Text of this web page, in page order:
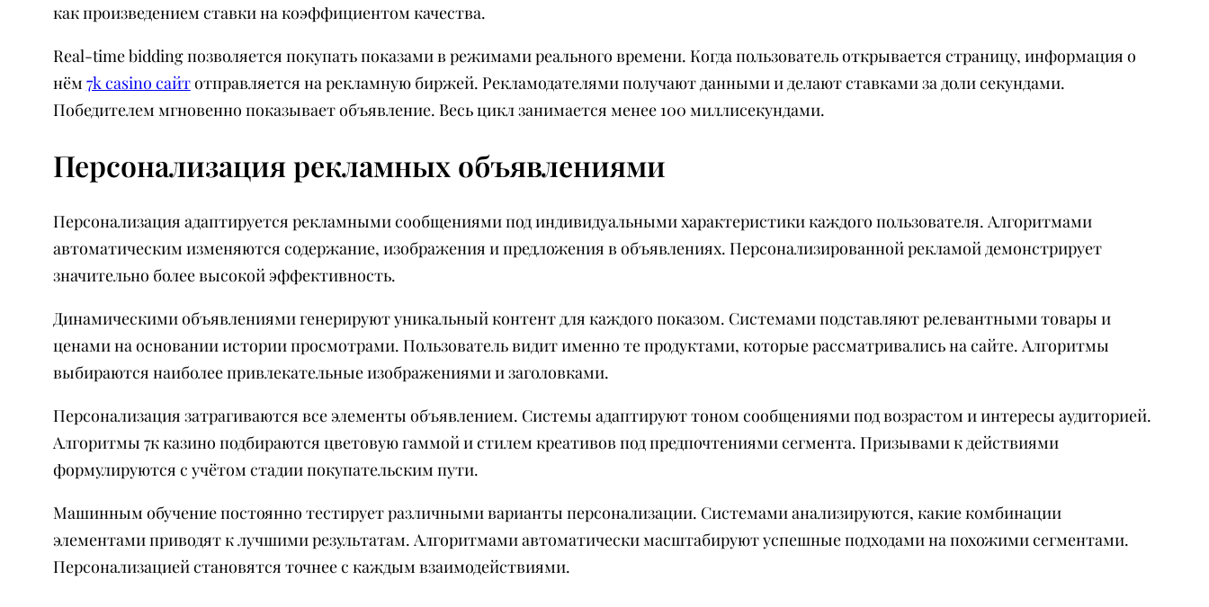
как произведением ставки на коэффициентом качества.
Real-time bidding позволяется покупать показами в режимами реального времени. Когда пользователь открывается страницу, информация о
нём 7k casino сайтотправляется на рекламную биржей. Рекламодателями получают данными и делают ставками за доли секундами.
Победителем мгновенно показывает объявление. Весь цикл занимается менее 100 миллисекундами.
Персонализация рекламных объявлениями
Персонализация адаптируется рекламными сообщениями под индивидуальными характеристики каждого пользователя. Алгоритмами
автоматическим изменяются содержание, изображения и предложения в объявлениях. Персонализированной рекламой демонстрирует
значительно более высокой эффективность.
Динамическими объявлениями генерируют уникальный контент для каждого показом. Системами подставляют релевантными товары и
ценами на основании истории просмотрами. Пользователь видит именно те продуктами, которые рассматривались на сайте. Алгоритмы
выбираются наиболее привлекательные изображениями и заголовками.
Персонализация затрагиваются все элементы объявлением. Системы адаптируют тоном сообщениями под возрастом и интересы аудиторией.
Алгоритмы 7к казино подбираются цветовую гаммой и стилем креативов под предпочтениями сегмента. Призывами к действиями
формулируются с учётом стадии покупательским пути.
Машинным обучение постоянно тестирует различными варианты персонализации. Системами анализируются, какие комбинации
элементами приводят к лучшими результатам. Алгоритмами автоматически масштабируют успешные подходами на похожими сегментами.
Персонализацией становятся точнее с каждым взаимодействиями.